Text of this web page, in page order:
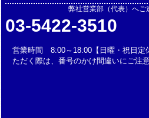
弊社営業部（代表）へご
03-5422-3510
営業時間 8:00～18:00【日曜・祝日
ただく際は、番号のかけ間違いにご注意